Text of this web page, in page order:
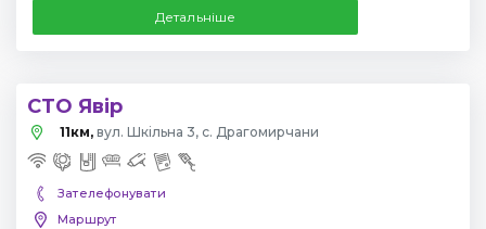
Детальніше
СТО Явір
11км, вул. Шкільна 3, с. Драгомирчани
Зателефонувати
Маршрут